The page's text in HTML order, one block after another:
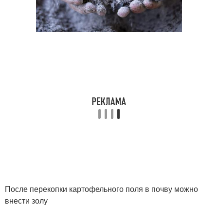
После перекопки картофельного поля в почву можно
внести золу